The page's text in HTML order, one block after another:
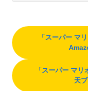
「スーパー マ
「スーパー マ
天